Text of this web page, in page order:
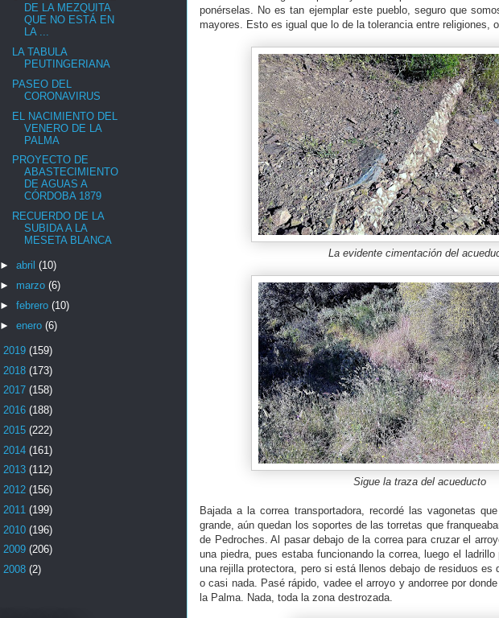
ponérselas. No es tan ejemplar este pueblo, seguro que
mayores. Esto es igual que lo de la tolerancia entre religiones,
La evidente cimentación del
Sigue la traza del acueducto
Bajada a la correa transportadora, recordé las vagonetas
grande, aún quedan los soportes de las torretas que
de Pedroches. Al pasar debajo de la correa para cruzar el
una piedra, pues estaba funcionando la correa, luego el
una rejilla protectora, pero si está llenos debajo de residuos es
o casi nada. Pasé rápido, vadee el arroyo y andorree por
la Palma. Nada, toda la zona destrozada.
DE LA MEZQUITA
QUE NO ESTÁ EN
LA ...
LA TABULA
PEUTINGERIANA
PASEO DEL
CORONAVIRUS
EL NACIMIENTO DEL
VENERO DE LA
PALMA
PROYECTO DE
ABASTECIMIENTO
DE AGUAS A
CÓRDOBA 1879
RECUERDO DE LA
SUBIDA A LA
MESETA BLANCA
► abril (10)
► marzo (6)
► febrero (10)
► enero (6)
2019 (159)
2018 (173)
2017 (158)
2016 (188)
2015 (222)
2014 (161)
2013 (112)
2012 (156)
2011 (199)
2010 (196)
2009 (206)
2008 (2)